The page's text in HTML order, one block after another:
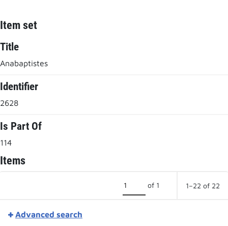
Item set
Title
Anabaptistes
Identifier
2628
Is Part Of
114
Items
of 1 1–22 of 22
Advanced search